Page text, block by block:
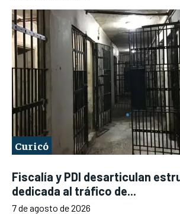
Curicó
Fiscalía y PDI desarticulan
dedicada al tráfico de...
7 de agosto de 2026